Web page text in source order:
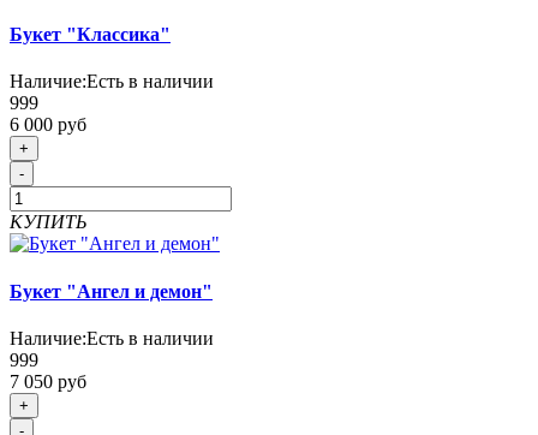
Букет "Классика"
Наличие:Есть в наличии
999
6 000 руб
+
-
КУПИТЬ
Букет "Ангел и демон"
Наличие:Есть в наличии
999
7 050 руб
+
-